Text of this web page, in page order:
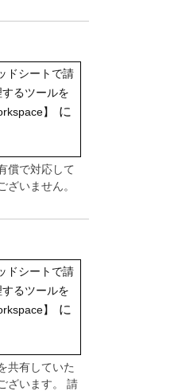
ドシートで請
るツールを
】
に
償で対応して
ざいません。
ドシートで請
るツールを
】
に
共有していた
ざいます。 請